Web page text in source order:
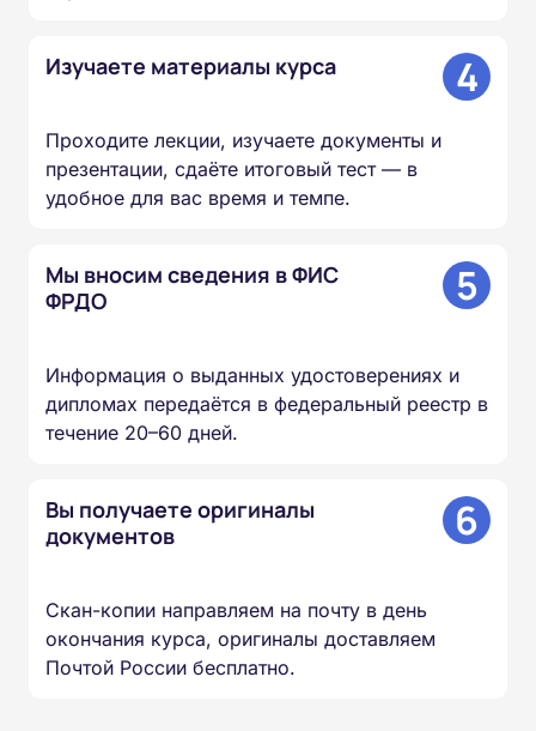
Изучаете материалы курса 4
Проходите лекции, изучаете документы и
презентации, сдаёте итоговый тест — в
удобное для вас время и темпе.
Мы вносим сведения в ФИС
ФРДО
5
Информация о выданных удостоверениях и
дипломах передаётся в федеральный реестр в
течение 20–60 дней.
Вы получаете оригиналы
документов
6
Скан-копии направляем на почту в день
окончания курса, оригиналы доставляем
Почтой России бесплатно.